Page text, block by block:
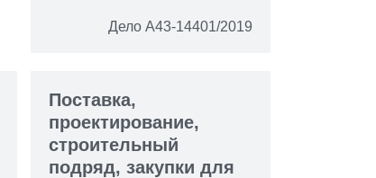
Дело А43-14401/2019
Поставка,
проектирование,
строительный
подряд, закупки для